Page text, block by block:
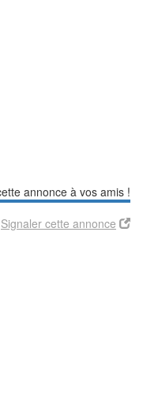
annonce à vos amis !
Signaler cette annonce